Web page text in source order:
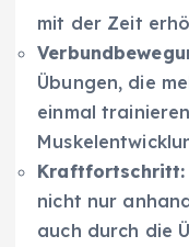
mit der Zeit
Übungen, die
einmal
Kraftfortschritt:
nicht nur
auch durch die